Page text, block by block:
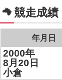
競走成績
年月日
2000年
8月20日
小倉